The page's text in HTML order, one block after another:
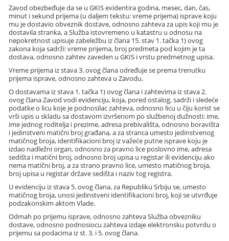
Zavod obezbeđuje da se u GKIS evidentira godina, mesec, dan, čas,
minut i sekund prijema (u daljem tekstu: vreme prijema) isprave koju
mu je dostavio obveznik dostave, odnosno zahteva za upis koji mu je
dostavila stranka, a Služba istovremeno u katastru u odnosu na
nepokretnost upisuje zabeležbu iz člana 15. stav 1. tačka 1) ovog
zakona koja sadrži: vreme prijema, broj predmeta pod kojim je ta
dostava, odnosno zahtev zaveden u GKIS i vrstu predmetnog upisa.
Vreme prijema iz stava 3. ovog člana određuje se prema trenutku
prijema isprave, odnosno zahteva u Zavodu.
O dostavama iz stava 1. tačka 1) ovog člana i zahtevima iz stava 2.
ovog člana Zavod vodi evidenciju, koja, pored ostalog, sadrži i sledeće
podatke o licu koje je podnosilac zahteva, odnosno licu u čiju korist se
vrši upis u skladu sa dostavom izvršenom po službenoj dužnosti: ime,
ime jednog roditelja i prezime, adresa prebivališta, odnosno boravišta
i jedinstveni matični broj građana, a za stranca umesto jedinstvenog
matičnog broja, identifikacioni broj iz važeće putne isprave koju je
izdao nadležni organ, odnosno za pravno lice poslovno ime, adresa
sedišta i matični broj, odnosno broj upisa u registar ili evidenciju ako
nema matični broj, a za strano pravno lice, umesto matičnog broja,
broj upisa u registar države sedišta i naziv tog registra.
U evidenciju iz stava 5. ovog člana, za Republiku Srbiju se, umesto
matičnog broja, unosi jedinstveni identifikacioni broj, koji se utvrđuje
podzakonskim aktom Vlade.
Odmah po prijemu isprave, odnosno zahteva Služba obvezniku
dostave, odnosno podnosiocu zahteva izdaje elektronsku potvrdu o
prijemu sa podacima iz st. 3. i 5. ovog člana.